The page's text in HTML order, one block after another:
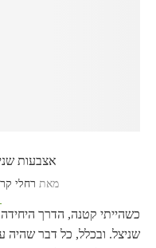
אצבעות
מאת רחלי
כשהייתי קטנה, הדרך
שניצל. ובכלל, כל דבר שהיה